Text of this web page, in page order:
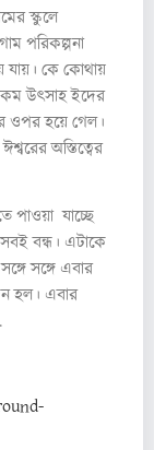
স্কুলে
পরিকল্পনা
যায়। কে কোথায়
উৎসাহ ইদের
ওপর হয়ে গেল।
অস্তিত্বের
পাওয়া যাচ্ছে
বন্ধ। এটাকে
সঙ্গে এবার
হল। এবার